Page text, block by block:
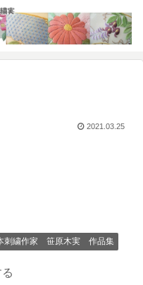
2021.03.25
刺繍作家 笹原木実 作品集